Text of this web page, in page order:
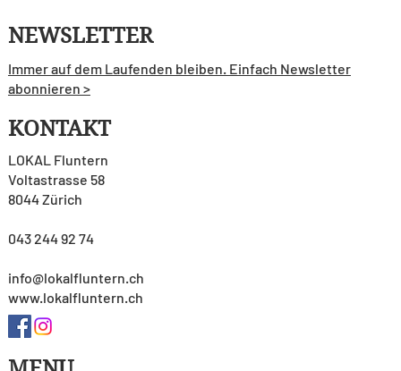
KONTAKT
LOKAL Fluntern
Voltastrasse 58
8044 Zürich
043 244 92 74
info@lokalfluntern.ch
www.lokalfluntern.ch
NEWSLETTER
Immer auf dem Laufenden bleiben. Einfach Newsletter
abonnieren >